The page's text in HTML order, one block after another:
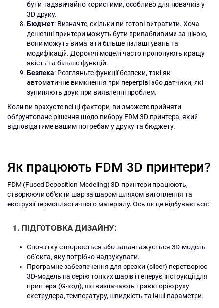
бути надзвичайно корисними, особливо для новачків у
3D друку.
Бюджет: Визначте, скільки ви готові витратити. Хоча
дешевші принтери можуть бути привабливими за ціною,
вони можуть вимагати більше налаштувань та
модифікацій. Дорожчі моделі часто пропонують кращу
якість та більше функцій.
Безпека: Розгляньте функції безпеки, такі як
автоматичне вимкнення при перегріві або датчики, які
зупиняють друк при виявленні проблем.
Коли ви врахуєте всі ці фактори, ви зможете прийняти
обґрунтоване рішення щодо вибору FDM 3D принтера, який
відповідатиме вашим потребам у друку та бюджету.
Як працюють FDM 3D принтери?
FDM (Fused Deposition Modeling) 3D-принтери працюють,
створюючи об'єкти шар за шаром шляхом витоплення та
екструзії термопластичного матеріалу. Ось як це відбувається:
1. ПІДГОТОВКА ДИЗАЙНУ:
Спочатку створюється або завантажується 3D-модель
об'єкта, яку потрібно надрукувати.
Програмне забезпечення для срезки (slicer) перетворює
3D-модель на серію тонких шарів і генерує інструкції для
принтера (G-код), які визначають траєкторію руху
екструдера, температуру, швидкість та інші параметри.